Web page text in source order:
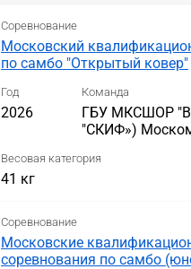
Соревнование
Московский
по самбо "Открытый ковер"
Год
2026
Команда
ГБУ МКСШОР
"СКИФ»)
Весовая категория
41 кг
Соревнование
Московские
соревнования по самбо